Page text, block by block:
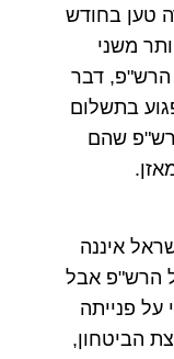
טען בחודש
משני
הרש"פ, דבר
בתשלום
שהם
איננה
הרש"פ אבל
על פנייתה
הביטחון,